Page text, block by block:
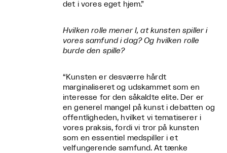
det i vores eget hjem.”
Hvilken rolle mener I, at kunsten spiller i
vores samfund i dag? Og hvilken rolle
burde den spille?
“Kunsten er desværre hårdt
marginaliseret og udskammet som en
interesse for den såkaldte elite. Der er
en generel mangel på kunst i debatten og
offentligheden, hvilket vi tematiserer i
vores praksis, fordi vi tror på kunsten
som en essentiel medspiller i et
velfungerende samfund. At tænke